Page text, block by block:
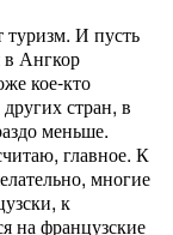
И пусть
в Ангкор
кое-кто
стран, в
меньше.
главное. К
многие
к
на французские